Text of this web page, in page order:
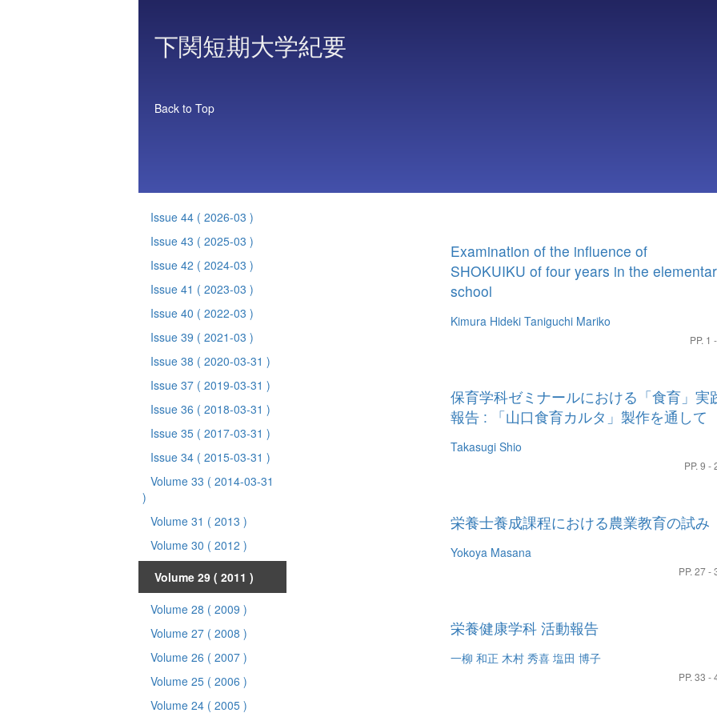
下関短期大学紀要
Back to Top
Issue 44 ( 2026-03 )
Issue 43 ( 2025-03 )
Issue 42 ( 2024-03 )
Issue 41 ( 2023-03 )
Issue 40 ( 2022-03 )
Issue 39 ( 2021-03 )
Issue 38 ( 2020-03-31 )
Issue 37 ( 2019-03-31 )
Issue 36 ( 2018-03-31 )
Issue 35 ( 2017-03-31 )
Issue 34 ( 2015-03-31 )
Volume 33 ( 2014-03-31
)
Volume 31 ( 2013 )
Volume 30 ( 2012 )
Volume 29 ( 2011 )
Volume 28 ( 2009 )
Volume 27 ( 2008 )
Volume 26 ( 2007 )
Volume 25 ( 2006 )
Volume 24 ( 2005 )
Examination of the influence of
SHOKUIKU of four years in the
school
Kimura Hideki Taniguchi Mariko
PP. 1
保育学科ゼミナールにおける「食育」実
報告 : 「山口食育カルタ」製作を通して
Takasugi Shio
PP. 9 -
栄養士養成課程における農業教育の試み
Yokoya Masana
PP. 27 -
栄養健康学科 活動報告
一柳 和正 木村 秀喜 塩田 博子
PP. 33 -